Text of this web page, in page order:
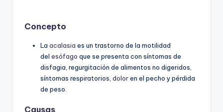
Concepto
La acalasia es un trastorno de la motilidad
del esófago que se presenta con síntomas de
disfagia, regurgitación de alimentos no digeridos,
síntomas respiratorios, doloren el pecho y pérdida
de peso.
Causas